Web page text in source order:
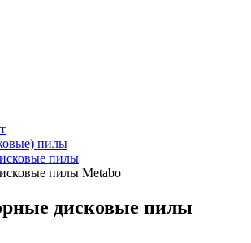
пилы
пилы
пилы Metabo
дисковые пилы